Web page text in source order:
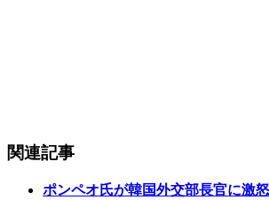
関連記事
ポンペオ氏が韓国外交部長官に激